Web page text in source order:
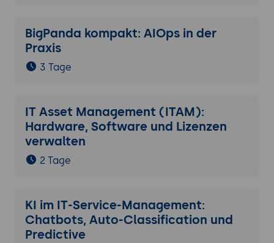
BigPanda kompakt: AIOps in der
Praxis
3 Tage
IT Asset Management (ITAM):
Hardware, Software und Lizenzen
verwalten
2 Tage
KI im IT-Service-Management:
Chatbots, Auto-Classification und
Predictive